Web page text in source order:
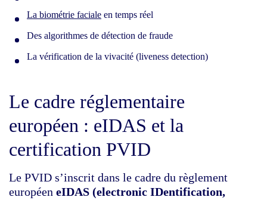
La biométrie faciale en temps réel
Des algorithmes de détection de fraude
La vérification de la vivacité (liveness detection)
Le cadre réglementaire
européen : eIDAS et la
certification PVID
Le PVID s’inscrit dans le cadre du règlement
européen eIDAS (electronic IDentification,